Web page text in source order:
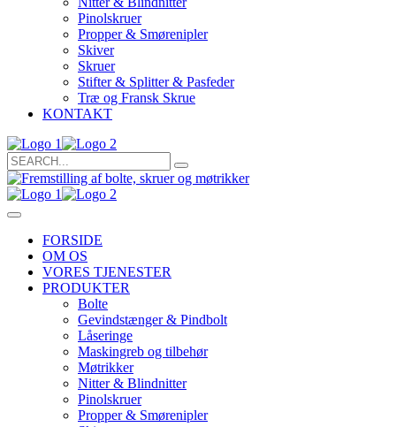
Pinolskruer
Propper & Smørenipler
Skiver
Skruer
Stifter & Splitter & Pasfeder
Træ og Fransk Skrue
KONTAKT
Search
for:
FORSIDE
OM OS
VORES TJENESTER
PRODUKTER
Bolte
Gevindstænger & Pindbolt
Låseringe
Maskingreb og tilbehør
Møtrikker
Nitter & Blindnitter
Pinolskruer
Propper & Smørenipler